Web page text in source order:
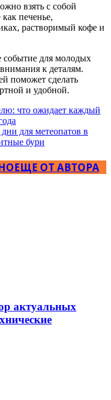
взять с собой
печенье,
растворимый кофе и
для молодых
к деталям.
поможет сделать
и удобной.
что ожидает каждый
для метеопатов в
бури
ЕЩЕ ОТ АВТОРА
актуальных